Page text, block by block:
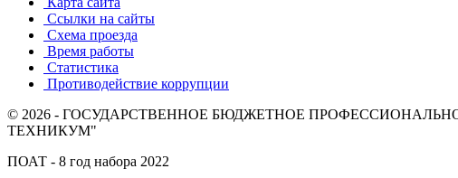
Ссылки на сайты
Схема проезда
Время работы
Статистика
Противодействие коррупции
© 2026 - ГОСУДАРСТВЕННОЕ БЮДЖЕТНОЕ
ТЕХНИКУМ"
ПОАТ - 8 год набора 2022